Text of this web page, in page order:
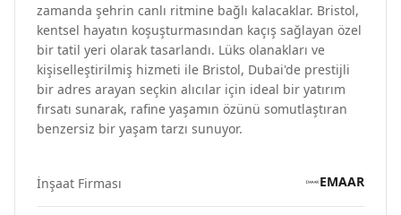
zamanda şehrin canlı ritmine bağlı kalacaklar. Bristol,
kentsel hayatın koşuşturmasından kaçış sağlayan özel
bir tatil yeri olarak tasarlandı. Lüks olanakları ve
kişiselleştirilmiş hizmeti ile Bristol, Dubai'de prestijli
bir adres arayan seçkin alıcılar için ideal bir yatırım
fırsatı sunarak, rafine yaşamın özünü somutlaştıran
benzersiz bir yaşam tarzı sunuyor.
İnşaat Firması EMAAR